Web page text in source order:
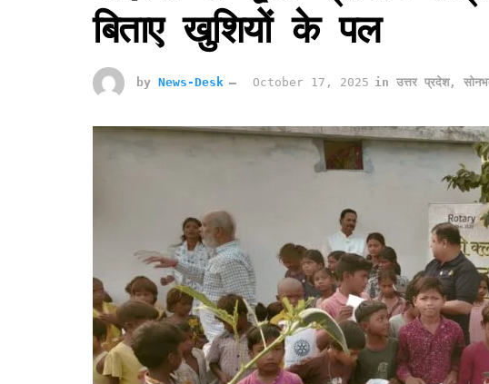
बिताए खुशियों के पल
by News-Desk October 17, 2025 in उत्तर प्रदेश,